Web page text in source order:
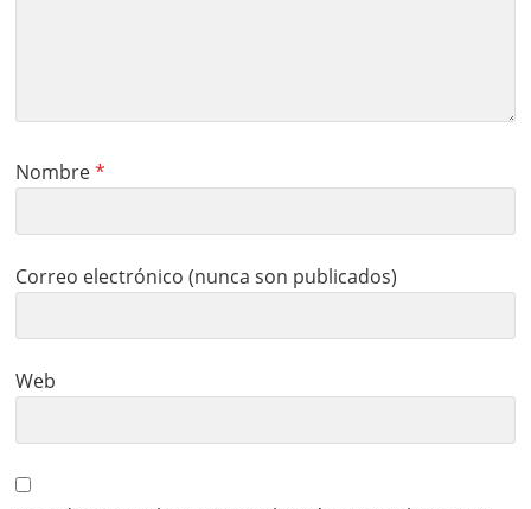
Nombre*
Correo electrónico (nunca son publicados)
Web